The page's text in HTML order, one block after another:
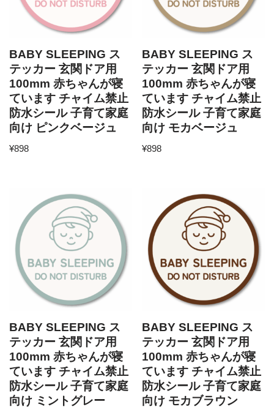
BABY SLEEPING ス
テッカー 玄関ドア用
100mm 赤ちゃんが寝
ています チャイム禁止
防水シール 子育て家庭
向け ピンクベージュ
¥898
BABY SLEEPING ス
テッカー 玄関ドア用
100mm 赤ちゃんが寝
ています チャイム禁止
防水シール 子育て家庭
向け モカベージュ
¥898
BABY SLEEPING ス
テッカー 玄関ドア用
100mm 赤ちゃんが寝
ています チャイム禁止
防水シール 子育て家庭
向け ミントグレー
BABY SLEEPING ス
テッカー 玄関ドア用
100mm 赤ちゃんが寝
ています チャイム禁止
防水シール 子育て家庭
向け モカブラウン